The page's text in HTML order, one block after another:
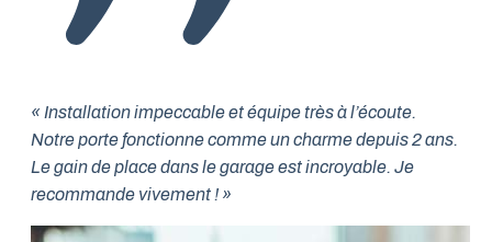
« Installation impeccable et équipe très à l’écoute.
Notre porte fonctionne comme un charme depuis 2 ans.
Le gain de place dans le garage est incroyable. Je
recommande vivement ! »